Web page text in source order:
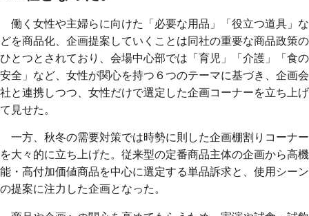
働く女性や主婦らに向けた「必要な用品」「役立つ道具」な
どを商品化、企画提案していくことは同社の重要な商品政策の
ひとつとされており、会場中心部では「育児」「介護」「食の
安全」など、女性が関心を持つ６つのテーマに基づき、企画会
社と連携しつつ、女性だけで選定した企画コーナーを立ち上げ
て見せた。
一方、秋冬の需要対策では時勢に則した企画棚割りコーナー
を大々的に立ち上げた。従来型の定番商品主体の企画から高機
能・高付加価値商品を中心に選定する単品訴求と、使用シーン
の提案に注力した企画となった。